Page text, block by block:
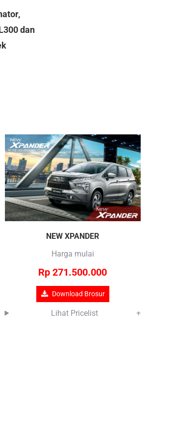
dan
NEW XPANDER
Harga mulai
Rp 271.500.000
Download Brosur
Lihat Pricelist +